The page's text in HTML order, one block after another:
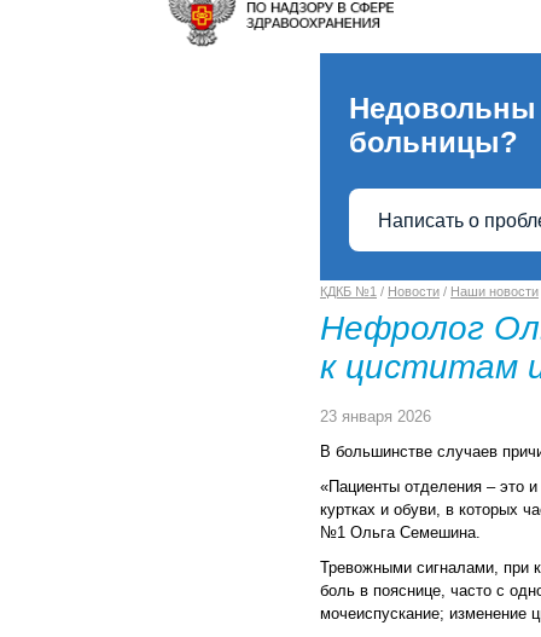
Недовольны
больницы?
Написать о
КДКБ №1 / Новости / Наши новости
Нефролог
к циститам
23 января 2026
В большинстве случаев
«Пациенты отделения – это
куртках и обуви, в которых
№1 Ольга Семешина.
Тревожными сигналами, при
боль в пояснице, часто с
мочеиспускание; изменение